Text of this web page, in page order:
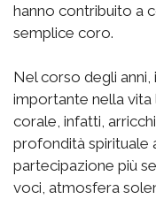
hanno contribuito a
semplice coro.
Nel corso degli
importante nella vita
corale, infatti,
profondità spirituale
partecipazione più
voci, atmosfera